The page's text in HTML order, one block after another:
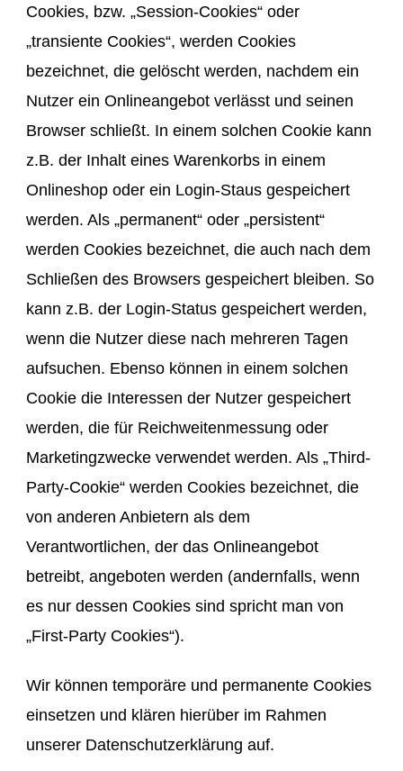
Cookies, bzw. „Session-Cookies“ oder
„transiente Cookies“, werden Cookies
bezeichnet, die gelöscht werden, nachdem ein
Nutzer ein Onlineangebot verlässt und seinen
Browser schließt. In einem solchen Cookie kann
z.B. der Inhalt eines Warenkorbs in einem
Onlineshop oder ein Login-Staus gespeichert
werden. Als „permanent“ oder „persistent“
werden Cookies bezeichnet, die auch nach dem
Schließen des Browsers gespeichert bleiben. So
kann z.B. der Login-Status gespeichert werden,
wenn die Nutzer diese nach mehreren Tagen
aufsuchen. Ebenso können in einem solchen
Cookie die Interessen der Nutzer gespeichert
werden, die für Reichweitenmessung oder
Marketingzwecke verwendet werden. Als „Third-
Party-Cookie“ werden Cookies bezeichnet, die
von anderen Anbietern als dem
Verantwortlichen, der das Onlineangebot
betreibt, angeboten werden (andernfalls, wenn
es nur dessen Cookies sind spricht man von
„First-Party Cookies“).
Wir können temporäre und permanente Cookies
einsetzen und klären hierüber im Rahmen
unserer Datenschutzerklärung auf.